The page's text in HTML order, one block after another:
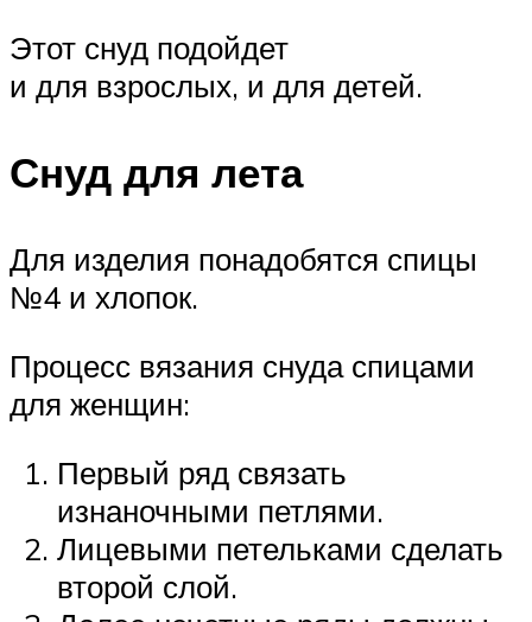
Этот снуд подойдет
и для взрослых, и для детей.
Снуд для лета
Для изделия понадобятся спицы
№4 и хлопок.
Процесс вязания снуда спицами
для женщин:
Первый ряд связать
изнаночными петлями.
Лицевыми петельками сделать
второй слой.